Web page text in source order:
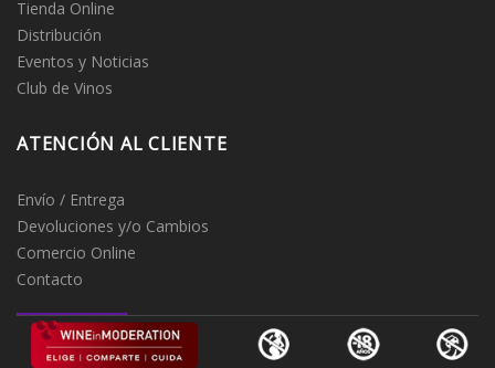
Tienda Online
Distribución
Eventos y Noticias
Club de Vinos
ATENCIÓN AL CLIENTE
Envío / Entrega
Devoluciones y/o Cambios
Comercio Online
Contacto